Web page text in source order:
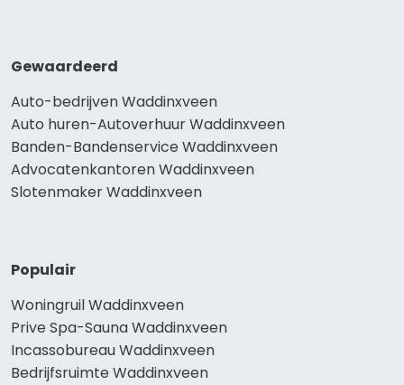
Gewaardeerd
Auto-bedrijven Waddinxveen
Auto huren-Autoverhuur Waddinxveen
Banden-Bandenservice Waddinxveen
Advocatenkantoren Waddinxveen
Slotenmaker Waddinxveen
Populair
Woningruil Waddinxveen
Prive Spa-Sauna Waddinxveen
Incassobureau Waddinxveen
Bedrijfsruimte Waddinxveen